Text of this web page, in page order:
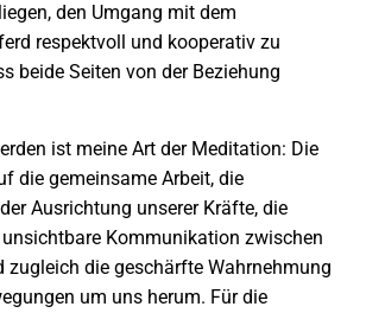
den Umgang mit dem
respektvoll und kooperativ zu
beide Seiten von der Beziehung
ist meine Art der Meditation: Die
die gemeinsame Arbeit, die
Ausrichtung unserer Kräfte, die
Kommunikation zwischen
zugleich die geschärfte Wahrnehmung
um uns herum. Für die